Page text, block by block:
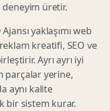
üretir.
yaklaşımı web
kreatifi, SEO ve
Ayrı ayrı iyi
parçalar yerine,
aynı kalite
bir sistem kurar.